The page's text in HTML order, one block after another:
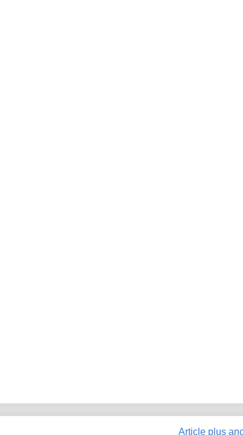
Article plus